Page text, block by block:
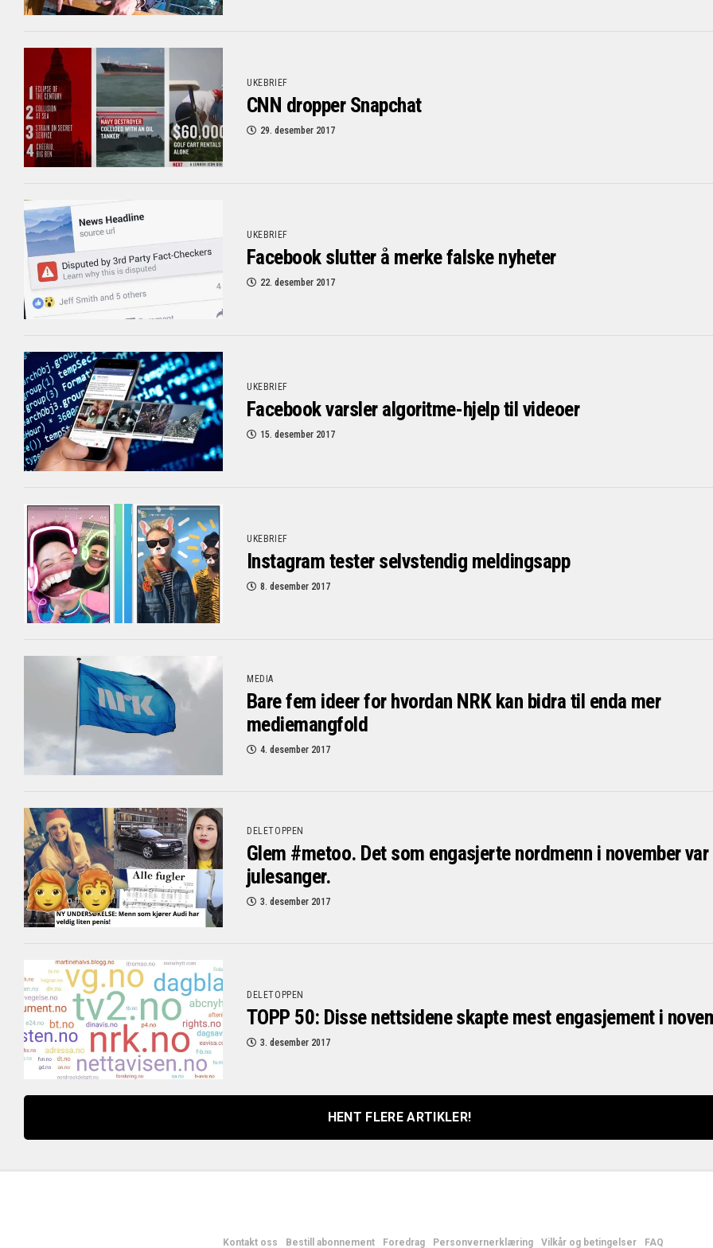
UKEBRIEF
CNN dropper Snapchat
29. desember 2017
UKEBRIEF
Facebook slutter å merke falske nyheter
22. desember 2017
UKEBRIEF
Facebook varsler algoritme-hjelp til videoer
15. desember 2017
UKEBRIEF
Instagram tester selvstendig meldingsapp
8. desember 2017
MEDIA
Bare fem ideer for hvordan NRK kan bidra til enda mer
mediemangfold
4. desember 2017
DELETOPPEN
Glem #metoo. Det som engasjerte nordmenn i november var
julesanger.
3. desember 2017
DELETOPPEN
TOPP 50: Disse nettsidene skapte mest engasjement i
3. desember 2017
HENT FLERE ARTIKLER!
Kontakt oss Bestill abonnement Foredrag Personvernerklæring Vilkår og betingelser FAQ